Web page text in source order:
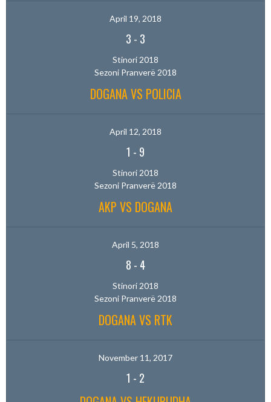
April 19, 2018
3 - 3
Stinori 2018
Sezoni Pranverë 2018
DOGANA VS POLICIA
April 12, 2018
1 - 9
Stinori 2018
Sezoni Pranverë 2018
AKP VS DOGANA
April 5, 2018
8 - 4
Stinori 2018
Sezoni Pranverë 2018
DOGANA VS RTK
November 11, 2017
1 - 2